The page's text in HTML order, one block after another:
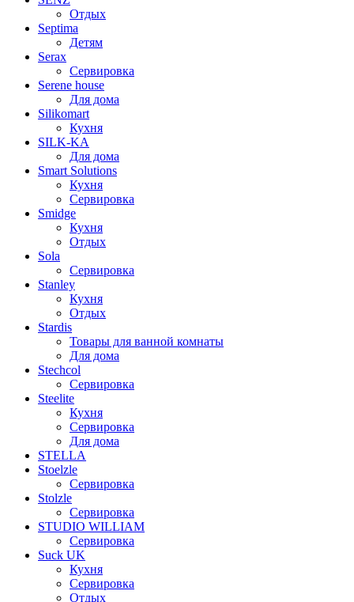
Отдых
Septima
Детям
Serax
Сервировка
Serene house
Для дома
Silikomart
Кухня
SILK-KA
Для дома
Smart Solutions
Кухня
Сервировка
Smidge
Кухня
Отдых
Sola
Сервировка
Stanley
Кухня
Отдых
Stardis
Товары для ванной комнаты
Для дома
Stechcol
Сервировка
Steelite
Кухня
Сервировка
Для дома
STELLA
Stoelzle
Сервировка
Stolzle
Сервировка
STUDIO WILLIAM
Сервировка
Suck UK
Кухня
Сервировка
Отдых